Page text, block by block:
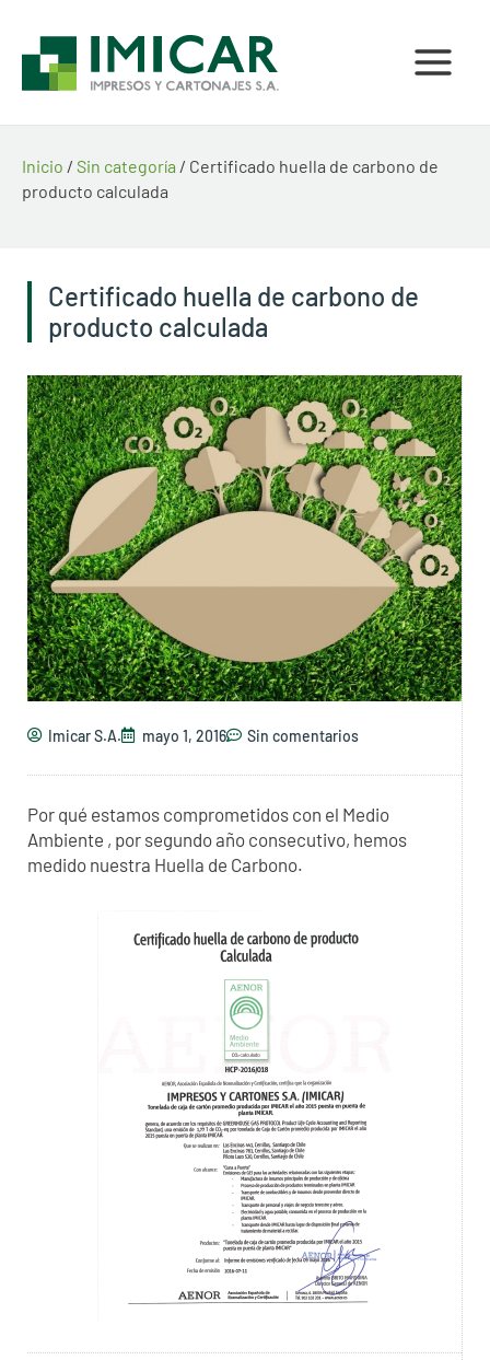
contenido
Inicio / Sin categoría / Certificado huella de carbono de
producto calculada
Certificado huella de carbono de
producto calculada
Imicar S.A. mayo 1, 2016 Sin comentarios
Por qué estamos comprometidos con el Medio
Ambiente , por segundo año consecutivo, hemos
medido nuestra Huella de Carbono.